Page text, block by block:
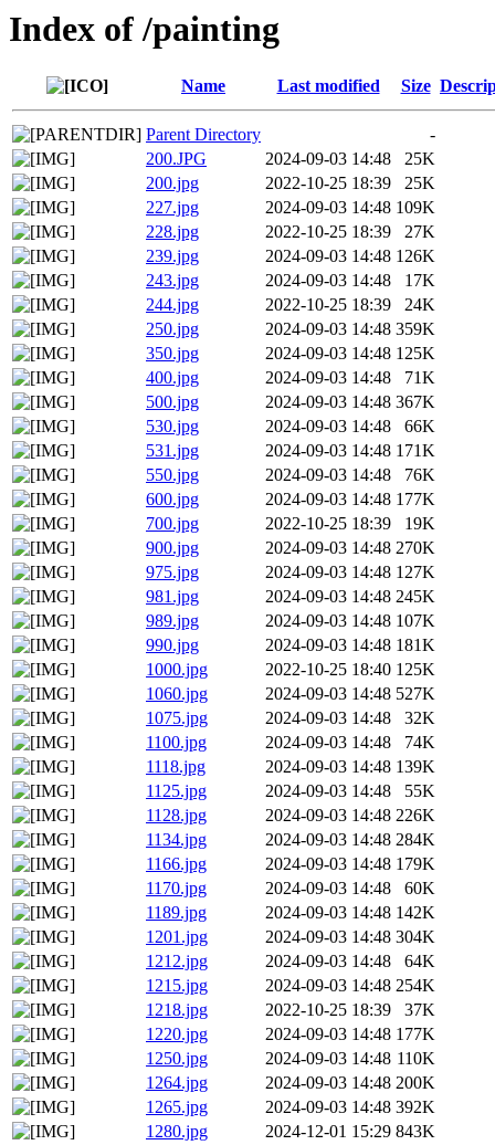
Index of /painting
Name Last modified Size
Parent Directory
-
200.JPG
2024-09-03 14:48
25K
200.jpg
2022-10-25 18:39
25K
227.jpg
2024-09-03 14:48 109K
228.jpg
2022-10-25 18:39
27K
239.jpg
2024-09-03 14:48 126K
243.jpg
2024-09-03 14:48
17K
244.jpg
2022-10-25 18:39
24K
250.jpg
2024-09-03 14:48 359K
350.jpg
2024-09-03 14:48 125K
400.jpg
2024-09-03 14:48
71K
500.jpg
2024-09-03 14:48 367K
530.jpg
2024-09-03 14:48
66K
531.jpg
2024-09-03 14:48 171K
550.jpg
2024-09-03 14:48
76K
600.jpg
2024-09-03 14:48 177K
700.jpg
2022-10-25 18:39
19K
900.jpg
2024-09-03 14:48 270K
975.jpg
2024-09-03 14:48 127K
981.jpg
2024-09-03 14:48 245K
989.jpg
2024-09-03 14:48 107K
990.jpg
2024-09-03 14:48 181K
1000.jpg
2022-10-25 18:40 125K
1060.jpg
2024-09-03 14:48 527K
1075.jpg
2024-09-03 14:48
32K
1100.jpg
2024-09-03 14:48
74K
1118.jpg
2024-09-03 14:48 139K
1125.jpg
2024-09-03 14:48
55K
1128.jpg
2024-09-03 14:48 226K
1134.jpg
2024-09-03 14:48 284K
1166.jpg
2024-09-03 14:48 179K
1170.jpg
2024-09-03 14:48
60K
1189.jpg
2024-09-03 14:48 142K
1201.jpg
2024-09-03 14:48 304K
1212.jpg
2024-09-03 14:48
64K
1215.jpg
2024-09-03 14:48 254K
1218.jpg
2022-10-25 18:39
37K
1220.jpg
2024-09-03 14:48 177K
1250.jpg
2024-09-03 14:48 110K
1264.jpg
2024-09-03 14:48 200K
1265.jpg
2024-09-03 14:48 392K
1280.jpg
2024-12-01 15:29 843K